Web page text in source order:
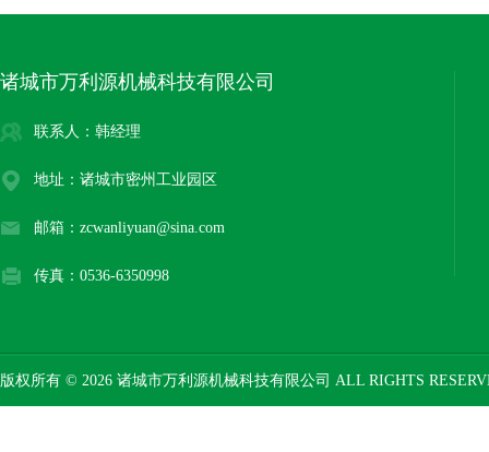
诸城市万利源机械科技有限公司
联系人：韩经理
地址：诸城市密州工业园区
邮箱：zcwanliyuan@sina.com
传真：0536-6350998
版权所有 © 2026 诸城市万利源机械科技有限公司 ALL RIGHTS